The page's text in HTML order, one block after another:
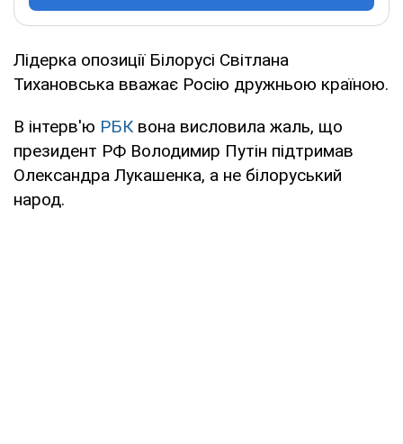
Лідерка опозиції Білорусі Світлана
Тихановська вважає Росію дружньою країною.
В інтерв'ю РБКвона висловила жаль, що
президент РФ Володимир Путін підтримав
Олександра Лукашенка, а не білоруський
народ.